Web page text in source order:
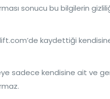
sonucu bu bilgilerin
kaydettiği
sadece kendisine ait ve